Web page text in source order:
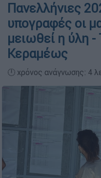
Πανελλήνιες
υπογραφές οι
μειωθεί η ύλη -
Κεραμέως
🕛 χρόνος ανάγνωσης: 4